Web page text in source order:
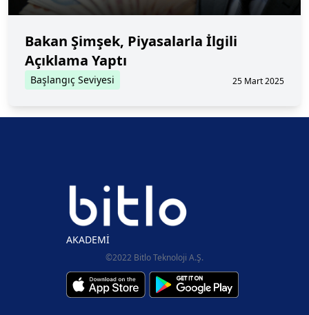
Bakan Şimşek, Piyasalarla İlgili
Açıklama Yaptı
Başlangıç Seviyesi 25 Mart 2025
AKADEMİ
©2022 Bitlo Teknoloji A.Ş.